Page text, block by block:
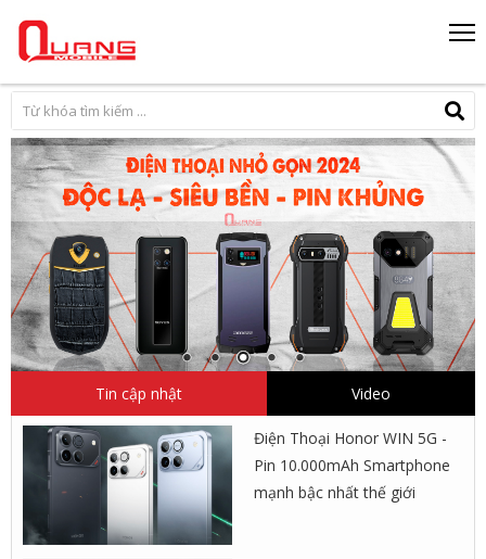
Tin cập nhật Video
Điện Thoại Honor WIN 5G -
Pin 10.000mAh Smartphone
mạnh bậc nhất thế giới